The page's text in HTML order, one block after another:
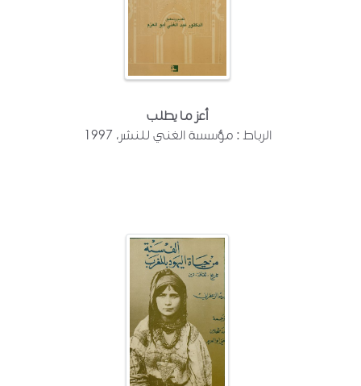
أعز ما يطلب
الرباط : مؤسسة الغني للنشر، 1997